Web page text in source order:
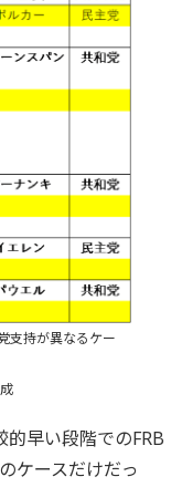
支持が異なるケー
早い段階でのFRB
ケースだけだっ